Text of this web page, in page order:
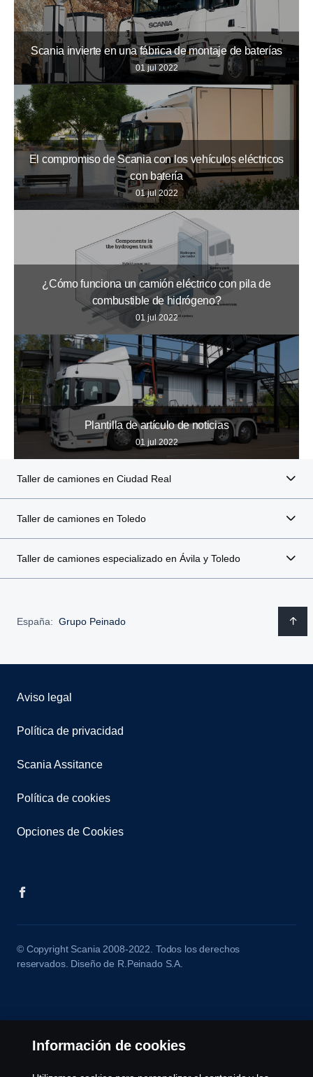
Scania invierte en una fábrica de montaje de baterías
01 jul 2022
El compromiso de Scania con los vehículos eléctricos
con batería
01 jul 2022
¿Cómo funciona un camión eléctrico con pila de
combustible de hidrógeno?
01 jul 2022
Plantilla de artículo de noticias
01 jul 2022
Taller de camiones en Ciudad Real
Taller de camiones en Toledo
Taller de camiones especializado en Ávila y Toledo
España: Grupo Peinado
Aviso legal
Política de privacidad
Scania Assitance
Política de cookies
Opciones de Cookies
© Copyright Scania 2008-2022. Todos los derechos
reservados. Diseño de R.Peinado S.A.
Información de cookies